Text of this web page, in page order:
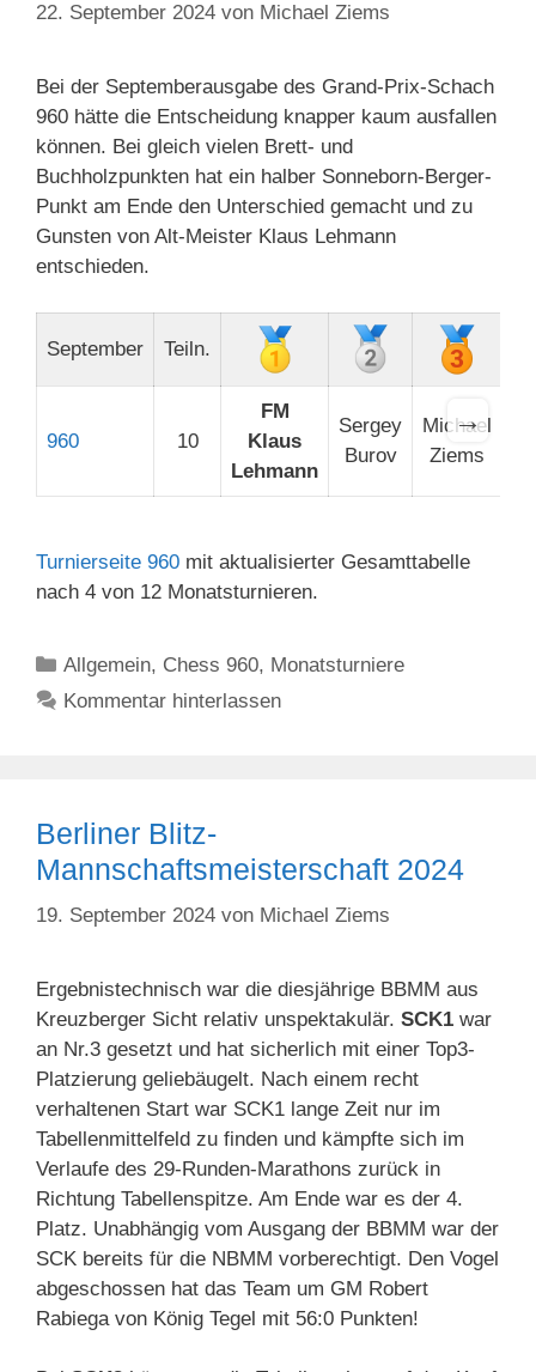
22. September 2024 von Michael Ziems
Bei der Septemberausgabe des Grand-Prix-Schach
960 hätte die Entscheidung knapper kaum ausfallen
können. Bei gleich vielen Brett- und
Buchholzpunkten hat ein halber Sonneborn-Berger-
Punkt am Ende den Unterschied gemacht und zu
Gunsten von Alt-Meister Klaus Lehmann
entschieden.
September Teiln.
960 10
FM
Klaus
Lehmann
Sergey
Burov
Michael
Ziems
→
Turnierseite 960 mit aktualisierter Gesamttabelle
nach 4 von 12 Monatsturnieren.
Kategorien
Allgemein, Chess 960, Monatsturniere
Kommentar hinterlassen
Berliner Blitz-
Mannschaftsmeisterschaft 2024
19. September 2024 von Michael Ziems
Ergebnistechnisch war die diesjährige BBMM aus
Kreuzberger Sicht relativ unspektakulär. SCK1 war
an Nr.3 gesetzt und hat sicherlich mit einer Top3-
Platzierung geliebäugelt. Nach einem recht
verhaltenen Start war SCK1 lange Zeit nur im
Tabellenmittelfeld zu finden und kämpfte sich im
Verlaufe des 29-Runden-Marathons zurück in
Richtung Tabellenspitze. Am Ende war es der 4.
Platz. Unabhängig vom Ausgang der BBMM war der
SCK bereits für die NBMM vorberechtigt. Den Vogel
abgeschossen hat das Team um GM Robert
Rabiega von König Tegel mit 56:0 Punkten!